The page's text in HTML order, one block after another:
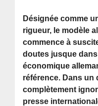
Désignée comme
rigueur, le modèle
commence à
doutes jusque
économique
référence. Dans un
complètement
presse